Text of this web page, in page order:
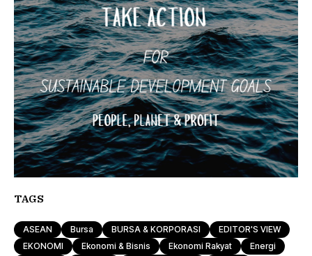
TAGS
ASEAN Bursa BURSA & KORPORASI
EDITOR'S VIEW
EKONOMI
Ekonomi & Bisnis Ekonomi Rakyat
Energi